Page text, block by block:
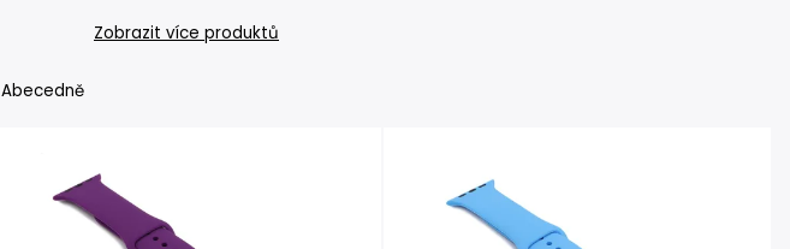
Zobrazit více produktů
Abecedně